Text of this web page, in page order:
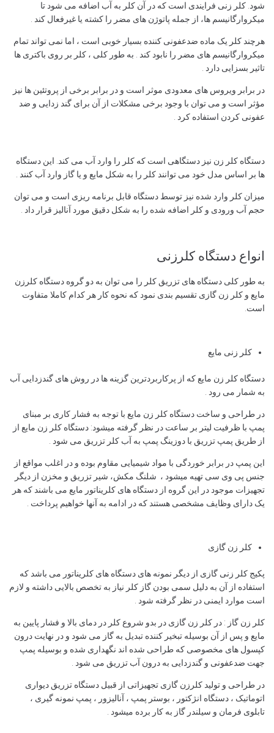
شود. کلر زنی فرایندی است که در آن کلر به آب اضافه می شود تا
میکروارگانیسم ها، از جمله پاتوژن های مضر را کشته یا غیرفعال کند .
هرچند کلر یک ماده ضدعفونی کننده بسیار خوبی است ، اما نمی تواند تمام
میکروارگانیسم های مضر را نابود کند . به طور کلی ، کلر بر روی باکتری ها
تاثیر بسزایی دارد .
در برابر ویروس های معدودی موثر است و در برابر برخی از پروتئین ها نیز
مؤثر است و می توان با وجود برخی مشکلات از آن برای گند زدایی و ضد
عفونی کردن استفاده کرد .
دستگاه کلر زن نیز دستگاهی است که کلر را وارد آب می کند. این دستگاه
ها بر اساس مدل خود می توانند کلر را به شکل مایع و یا گاز وارد آب کنند .
میزان کلر وارد شده نیز توسط دستگاه قابل برنامه ریزی است و می توان
حجم آب ورودی و کلر اضافه شده را به شکل دقیق مورد آنالیز قرار داد .
انواع دستگاه کلرزنی
به طور کلی دستگاه های تزریق کلر را می توان به دو گروه دستگاه کلرزن
مایع و کلر زن گازی تقسیم بندی نمود که نحوه کار هر کدام کاملا متفاوت
است.
کلر زنی مایع
دستگاه کلر زن مایع که از پرکاربردترین گزینه ها در روش های گندزدایی آب
به شمار می رود .
در طراحی و ساخت دستگاه کلر زن مایع با توجه به فشار کاری بر مبنای
پمپ با ظرفیت لیتر بر ساعت در نظر گرفته میشود: دستگاه کلر زن مایع از
از طریق پمپ تزریق با دوزینگ پمپ به آب کلر تزریق می شود .
این پمپ در برابر خوردگی با مواد شیمیایی مقاوم بوده و در اغلب مواقع از
جنس پی وی سی تهیه میشود ، شلنگ مکش، شیر تزریق و مخزن از دیگر
تجهیزات موجود در این گروه از دستگاه های کلریناتور مایع می باشند که هر
یک دارای وظایف مشخصی هستند که در ادامه به آنها خواهیم پرداخت .
کلر زن گازی
پکیج کلر زنی گازی از دیگر نمونه های دستگاه های کلریناتور می باشد که
استفاده از آن به دلیل سمی بودن گاز کلر نیاز به تخصص بالایی داشته و لازم
است موارد ایمنی در نظر گرفته شود .
کلر زن گاز : در کلر زن گازی در بدو شروع کلر در دمای بالا و فشار پایین به
مایع و پس از آن بوسیله تبخیر کننده تبدیل به گاز می شود و در نهایت درون
کپسول های مخصوصی که طراحی شده اند نگهداری شده و بوسیله پمپ
جهت ضدعفونی و گندزدایی به درون آب تزریق می شود .
در طراحی و تولید کلرزن گازی تجهیزاتی از قبیل دستگاه تزریق دیواری
اتوماتیک ، دستگاه انژکتور ، بوستر پمپ ، آنالیزور ، پمپ نمونه گیری ،
تابلوی فرمان و سیلندر گاز به کار برده میشود .